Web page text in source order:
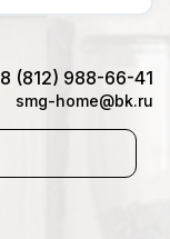
8 (812) 988-66-41
smg-home@bk.ru